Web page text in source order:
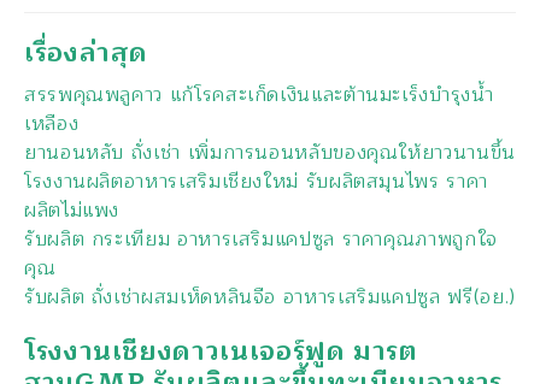
เรื่องล่าสุด
สรรพคุณพลูคาว แก้โรคสะเก็ดเงินและต้านมะเร็งบำรุงน้ำ
เหลือง
ยานอนหลับ ถั่งเช่า เพิ่มการนอนหลับของคุณให้ยาวนานขึ้น
โรงงานผลิตอาหารเสริมเชียงใหม่ รับผลิตสมุนไพร ราคา
ผลิตไม่แพง
รับผลิต กระเทียม อาหารเสริมแคปซูล ราคาคุณภาพถูกใจ
คุณ
รับผลิต ถั่งเช่าผสมเห็ดหลินจือ อาหารเสริมแคปซูล ฟรี(อย.)
โรงงานเชียงดาวเนเจอร์ฟูด มารต